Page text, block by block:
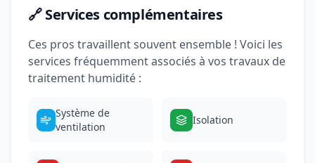
🔗 Services complémentaires
Ces pros travaillent souvent ensemble ! Voici les
services fréquemment associés à vos travaux de
traitement humidité :
Système de
ventilation
Isolation